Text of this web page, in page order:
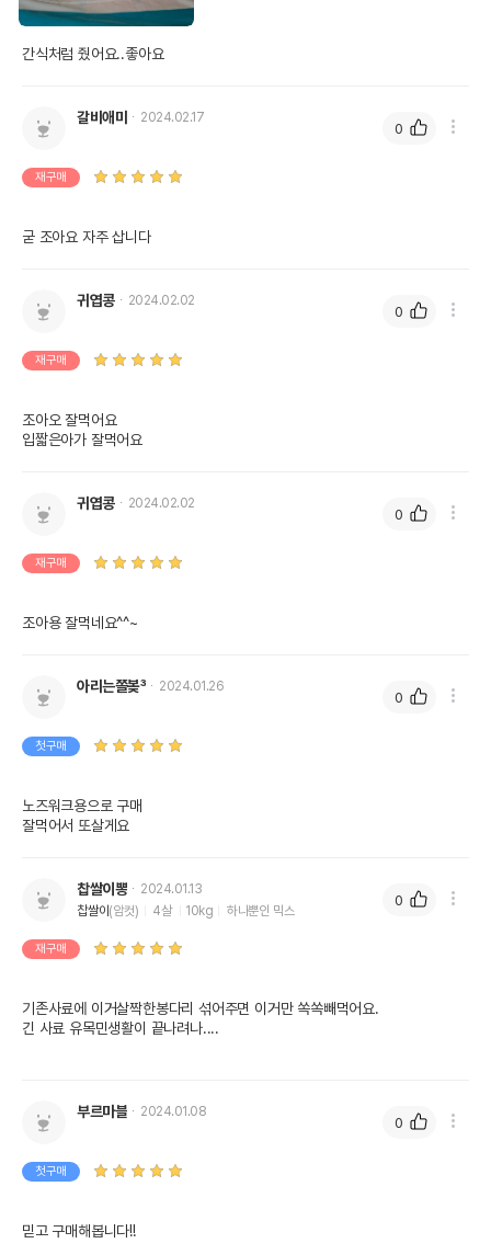
간식처럼 줬어요..좋아요
갈비애미 2024.02.17
재구매
굳 조아요 자주 삽니다
0
귀엽콩 2024.02.02
재구매
조아오 잘먹어요
입짧은아가 잘먹어요
0
귀엽콩 2024.02.02
재구매
조아용 잘먹네요^^~
0
아리는쫄봊³ 2024.01.26
첫구매
노즈워크용으로 구매
잘먹어서 또살게요
0
찹쌀이뽕
2024.01.13
찹쌀이 (암컷) 4살 10kg 하나뿐인 믹스
재구매
기존사료에 이거살짝한봉다리 섞어주면 이거만 쏙쏙빼먹어요.
긴 사료 유목민생활이 끝나려나....
0
부르마블 2024.01.08
첫구매
믿고 구매해봅니다!!
0